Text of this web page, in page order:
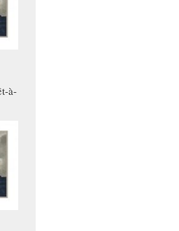
à-